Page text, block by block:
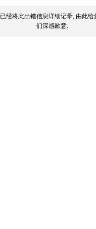
已经将此出错信息详细记录, 由此
们深感歉意.